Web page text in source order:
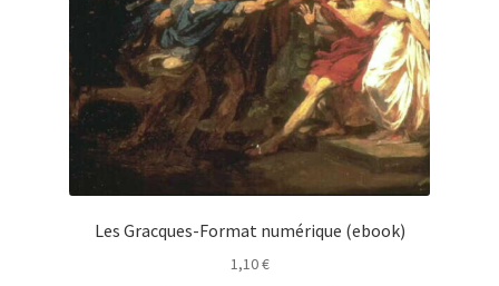
Les Gracques-Format numérique (ebook)
1,10€